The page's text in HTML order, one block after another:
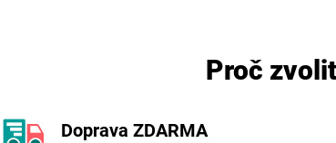
Proč
Doprava ZDARMA